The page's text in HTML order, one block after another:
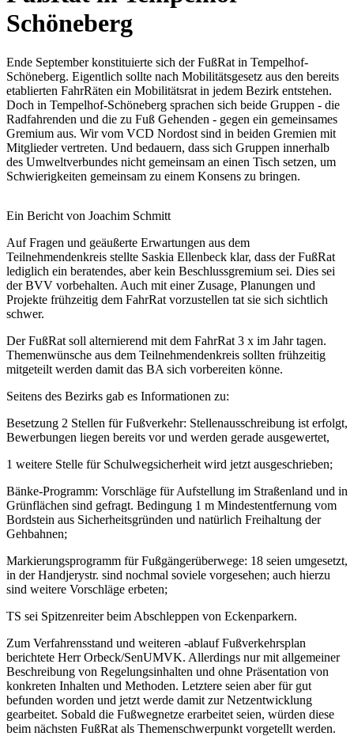
Schöneberg
Ende September konstituierte sich der FußRat in Tempelhof-
Schöneberg. Eigentlich sollte nach Mobilitätsgesetz aus den bereits
etablierten FahrRäten ein Mobilitätsrat in jedem Bezirk entstehen.
Doch in Tempelhof-Schöneberg sprachen sich beide Gruppen - die
Radfahrenden und die zu Fuß Gehenden - gegen ein gemeinsames
Gremium aus. Wir vom VCD Nordost sind in beiden Gremien mit
Mitglieder vertreten. Und bedauern, dass sich Gruppen innerhalb
des Umweltverbundes nicht gemeinsam an einen Tisch setzen, um
Schwierigkeiten gemeinsam zu einem Konsens zu bringen.
Ein Bericht von Joachim Schmitt
Auf Fragen und geäußerte Erwartungen aus dem
Teilnehmendenkreis stellte Saskia Ellenbeck klar, dass der FußRat
lediglich ein beratendes, aber kein Beschlussgremium sei. Dies sei
der BVV vorbehalten. Auch mit einer Zusage, Planungen und
Projekte frühzeitig dem FahrRat vorzustellen tat sie sich sichtlich
schwer.
Der FußRat soll alternierend mit dem FahrRat 3 x im Jahr tagen.
Themenwünsche aus dem Teilnehmendenkreis sollten frühzeitig
mitgeteilt werden damit das BA sich vorbereiten könne.
Seitens des Bezirks gab es Informationen zu:
Besetzung 2 Stellen für Fußverkehr: Stellenausschreibung ist erfolgt,
Bewerbungen liegen bereits vor und werden gerade ausgewertet,
1 weitere Stelle für Schulwegsicherheit wird jetzt ausgeschrieben;
Bänke-Programm: Vorschläge für Aufstellung im Straßenland und in
Grünflächen sind gefragt. Bedingung 1 m Mindestentfernung vom
Bordstein aus Sicherheitsgründen und natürlich Freihaltung der
Gehbahnen;
Markierungsprogramm für Fußgängerüberwege: 18 seien umgesetzt,
in der Handjerystr. sind nochmal soviele vorgesehen; auch hierzu
sind weitere Vorschläge erbeten;
TS sei Spitzenreiter beim Abschleppen von Eckenparkern.
Zum Verfahrensstand und weiteren -ablauf Fußverkehrsplan
berichtete Herr Orbeck/SenUMVK. Allerdings nur mit allgemeiner
Beschreibung von Regelungsinhalten und ohne Präsentation von
konkreten Inhalten und Methoden. Letztere seien aber für gut
befunden worden und jetzt werde damit zur Netzentwicklung
gearbeitet. Sobald die Fußwegnetze erarbeitet seien, würden diese
beim nächsten FußRat als Themenschwerpunkt vorgetellt werden.